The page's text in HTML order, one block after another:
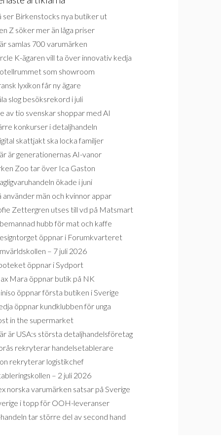
ser Birkenstocks nya butiker ut
Z söker mer än låga priser
samlas 700 varumärken
K-ägaren vill ta över innovativ kedja
som showroom
lyxikon får ny ägare
slog besöksrekord i juli
av tio svenskar shoppar med AI
konkurser i detaljhandeln
skattjakt ska locka familjer
är generationernas AI-vanor
Zoo tar över Ica Gaston
ökade i juni
använder män och kvinnor appar
Zettergren utses till vd på Matsmart
hubb för mat och kaffe
öppnar i Forumkvarteret
– 7 juli 2026
öppnar i Sydport
Mara öppnar butik på NK
öppnar första butiken i Sverige
öppnar kundklubben för unga
in the supermarket
är USA:s största detaljhandelsföretag
rekryterar handelsetablerare
rekryterar logistikchef
– 2 juli 2026
norska varumärken satsar på Sverige
i topp för OOH-leveranser
tar större del av second hand